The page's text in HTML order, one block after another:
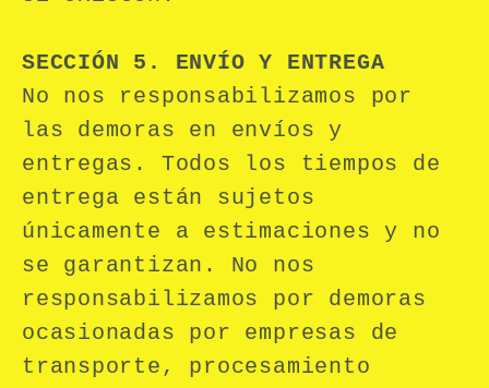
SECCIÓN 5. ENVÍO Y ENTREGA
No nos responsabilizamos por
las demoras en envíos y
entregas. Todos los tiempos de
entrega están sujetos
únicamente a estimaciones y no
se garantizan. No nos
responsabilizamos por demoras
ocasionadas por empresas de
transporte, procesamiento